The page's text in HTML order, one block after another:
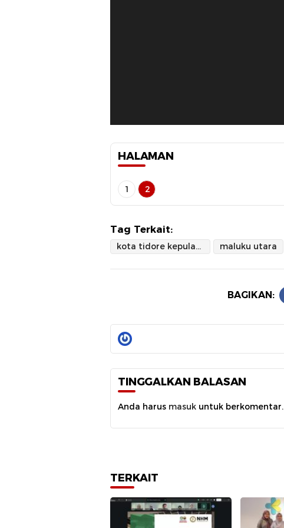
HALAMAN
1 2
Tag Terkait:
kota tidore kepulauan maluku utara
BAGIKAN:
TINGGALKAN BALASAN
Anda harus masuk untuk berkomentar.
TERKAIT